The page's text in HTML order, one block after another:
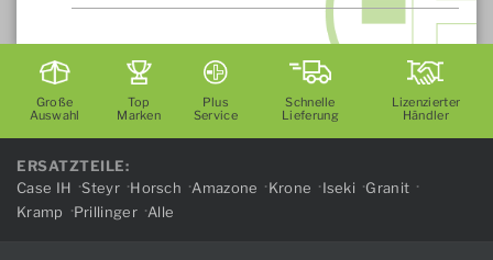
Große
Auswahl
Top
Marken
Plus
Service
Schnelle
Lieferung
Lizenzierter
Händler
ERSATZTEILE:
Case IH
Steyr Horsch Amazone Krone Iseki
Granit
Kramp
Prillinger Alle